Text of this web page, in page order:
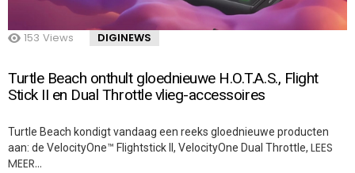
153 Views DIGINEWS
Turtle Beach onthult gloednieuwe H.O.T.A.S., Flight
Stick II en Dual Throttle vlieg-accessoires
Turtle Beach kondigt vandaag een reeks gloednieuwe producten
aan: de VelocityOne™ Flightstick II, VelocityOne Dual Throttle, LEES
MEER…